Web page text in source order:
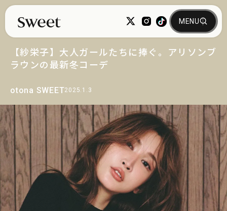
otona SWEET2025.1.3
【紗栄子】大人ガールたちに捧ぐ。アリソンブ
ラウンの最新冬コーデ